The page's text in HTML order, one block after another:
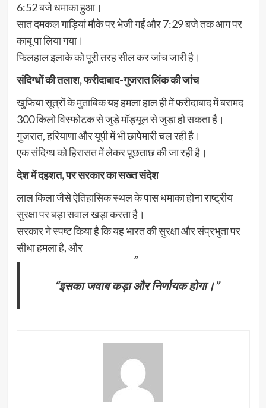
6:52 बजे धमाका हुआ।
सात दमकल गाड़ियां मौके पर भेजी गईं और 7:29 बजे तक आग पर
काबू पा लिया गया।
फिलहाल इलाके को पूरी तरह सील कर जांच जारी है।
संदिग्धों की तलाश, फरीदाबाद-गुजरात लिंक की जांच
खुफिया सूत्रों के मुताबिक यह हमला हाल ही में फरीदाबाद में बरामद
300 किलो विस्फोटक से जुड़े मॉड्यूल से जुड़ा हो सकता है।
गुजरात, हरियाणा और यूपी में भी छापेमारी चल रही है।
एक संदिग्ध को हिरासत में लेकर पूछताछ की जा रही है।
देश में दहशत, पर सरकार का सख्त संदेश
लाल किला जैसे ऐतिहासिक स्थल के पास धमाका होना राष्ट्रीय
सुरक्षा पर बड़ा सवाल खड़ा करता है।
सरकार ने स्पष्ट किया है कि यह भारत की सुरक्षा और संप्रभुता पर
सीधा हमला है, और
“इसका जवाब कड़ा और निर्णायक होगा।”